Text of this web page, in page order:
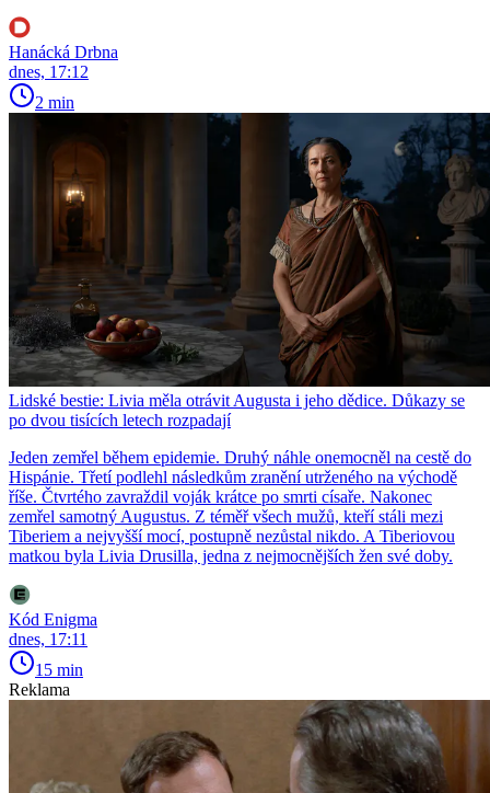
Hanácká Drbna
dnes, 17:12
2 min
Lidské bestie: Livia měla otrávit Augusta i jeho dědice. Důkazy se
po dvou tisících letech rozpadají
Jeden zemřel během epidemie. Druhý náhle onemocněl na cestě do
Hispánie. Třetí podlehl následkům zranění utrženého na východě
říše. Čtvrtého zavraždil voják krátce po smrti císaře. Nakonec
zemřel samotný Augustus. Z téměř všech mužů, kteří stáli mezi
Tiberiem a nejvyšší mocí, postupně nezůstal nikdo. A Tiberiovou
matkou byla Livia Drusilla, jedna z nejmocnějších žen své doby.
Kód Enigma
dnes, 17:11
15 min
Reklama